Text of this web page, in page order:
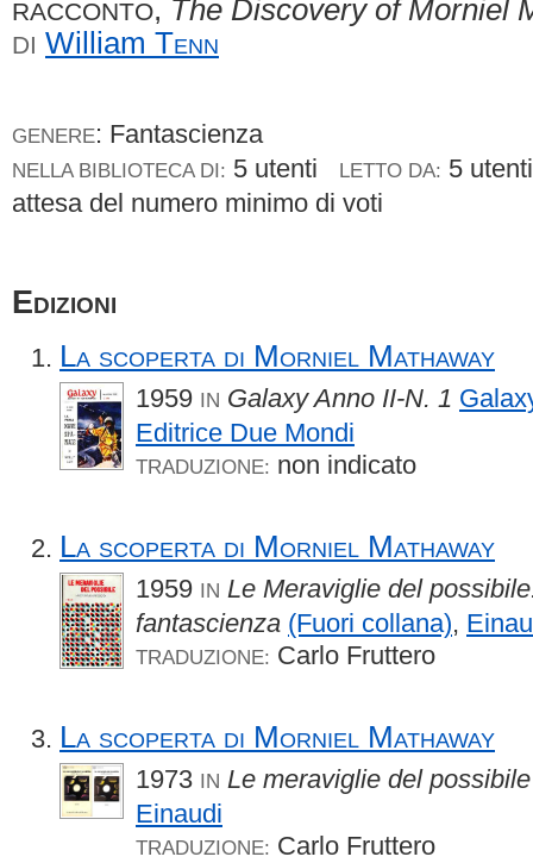
RACCONTO, The Discovery of Morniel
DI William Tenn
GENERE: Fantascienza
NELLA BIBLIOTECA DI: 5 utenti LETTO DA: 5
attesa del numero minimo di voti
Edizioni
La scoperta di Morniel Mathaway
1959 IN Galaxy Anno II-N. 1
Editrice Due Mondi
TRADUZIONE: non indicato
La scoperta di Morniel Mathaway
1959 IN Le Meraviglie del
fantascienza (Fuori collana),
TRADUZIONE: Carlo Fruttero
La scoperta di Morniel Mathaway
1973 IN Le meraviglie del possibile
Einaudi
TRADUZIONE: Carlo Fruttero